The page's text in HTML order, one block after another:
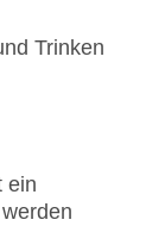
ein